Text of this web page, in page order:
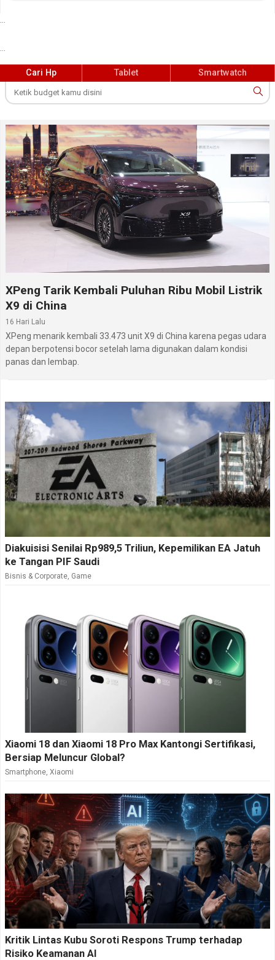
Cari Hp Tablet Smartwatch
XPeng Tarik Kembali Puluhan Ribu Mobil Listrik
X9 di China
16 Hari Lalu
XPeng menarik kembali 33.473 unit X9 di China karena pegas udara
depan berpotensi bocor setelah lama digunakan dalam kondisi
panas dan lembap.
Diakuisisi Senilai Rp989,5 Triliun, Kepemilikan EA Jatuh
ke Tangan PIF Saudi
Bisnis & Corporate, Game
Xiaomi 18 dan Xiaomi 18 Pro Max Kantongi Sertifikasi,
Bersiap Meluncur Global?
Smartphone, Xiaomi
Kritik Lintas Kubu Soroti Respons Trump terhadap
Risiko Keamanan AI